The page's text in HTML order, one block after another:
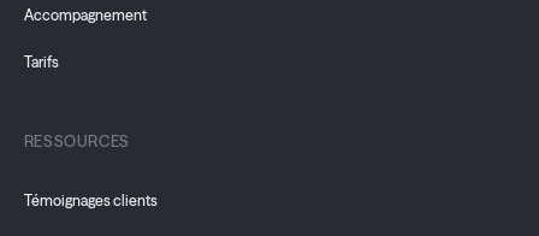
Accompagnement
Tarifs
RESSOURCES
Témoignages clients